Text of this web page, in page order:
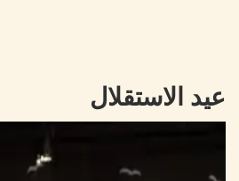
عيد الاستقلال